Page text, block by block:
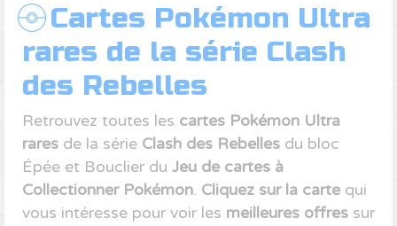
Cartes Pokémon Ultra
rares de la série Clash
des Rebelles
Retrouvez toutes les cartes Pokémon Ultra
rares de la série Clash des Rebelles du bloc
Épée et Bouclier du Jeu de cartes à
Collectionner Pokémon. Cliquez sur la carte qui
vous intéresse pour voir les meilleures offres sur